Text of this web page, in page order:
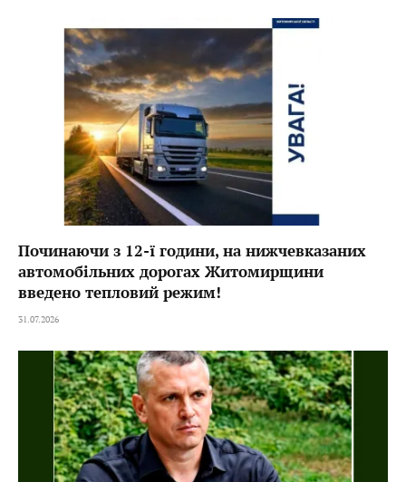
Починаючи з 12-ї години, на нижчевказаних
автомобільних дорогах Житомирщини
введено тепловий режим!
31.07.2026